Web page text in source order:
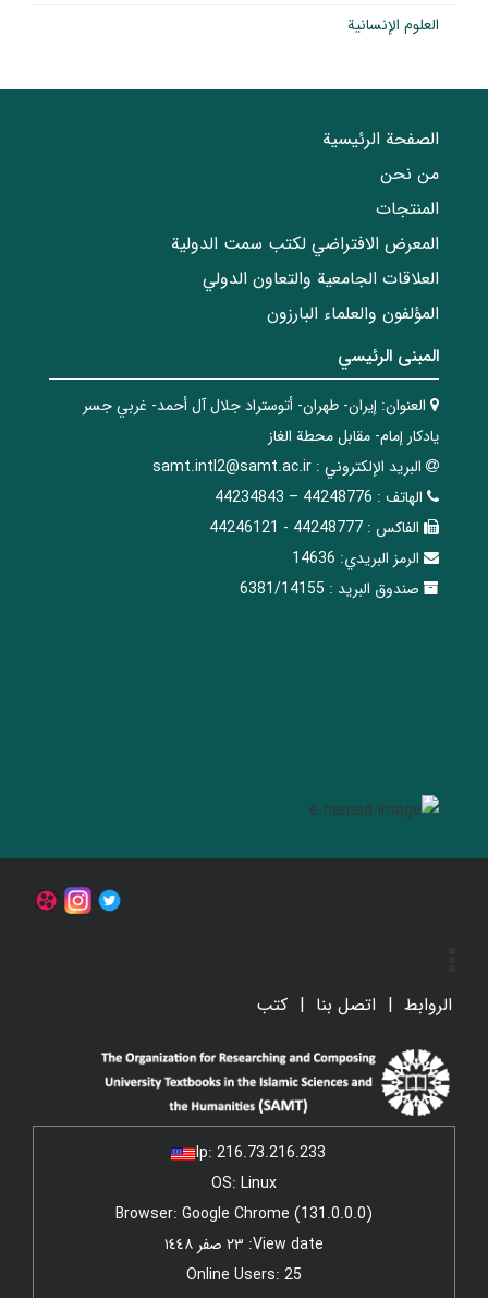
العلوم الإنسانية
الصفحة الرئيسية
من نحن
المنتجات
المعرض الافتراضي لكتب سمت الدولية
العلاقات الجامعیة والتعاون الدولي
المؤلفون والعلماء البارزون
المبنی الرئيسي
العنوان: إيران- طهران- أتوستراد جلال آل أحمد- غربي جسر
يادكار إمام- مقابل محطة الغاز
البريد الإلکتروني : samt.intl2@samt.ac.ir
الهاتف : 44248776 – 44234843
الفاکس : 44248777 - 44246121
الرمز البريدي: 14636
صندوق البريد : 6381/14155
الروابط اتصل بنا کتب
Ip: 216.73.216.233
OS: Linux
Browser: Google Chrome (131.0.0.0)
View date: ٢٣ صفر ١٤٤٨
Online Users: 25